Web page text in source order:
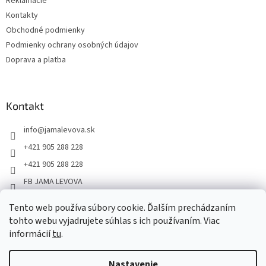
Tento web používa súbory cookie. Ďalším prechádzaním
tohto webu vyjadrujete súhlas s ich používaním. Viac
informáciítu.
Kontakty
Obchodné podmienky
Podmienky ochrany osobných údajov
Doprava a platba
Kontakt
info@jamalevova.sk
+421 905 288 228
+421 905 288 228
FB JAMA LEVOVA
JamaLevova
+421905288228